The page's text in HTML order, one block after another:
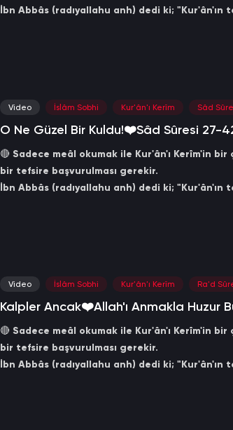
İbn Abbâs (radıyallahu anh) dedi ki; "Kur'ân'ın
Video İslâm Sobhi Kur'ân'ı Kerîm Sâd
O Ne Güzel Bir Kuldu!❤️Sâd Sûresi 27-
🔴 Sadece meâl okumak ile Kur'ân'ı Kerîm'in
bir tefsire başvurulması gerekir.
İbn Abbâs (radıyallahu anh) dedi ki; "Kur'ân'ın
Video İslâm Sobhi Kur'ân'ı Kerîm Ra'd
Kalpler Ancak❤️Allah'ı Anmakla Huzur
🔴 Sadece meâl okumak ile Kur'ân'ı Kerîm'in
bir tefsire başvurulması gerekir.
İbn Abbâs (radıyallahu anh) dedi ki; "Kur'ân'ın